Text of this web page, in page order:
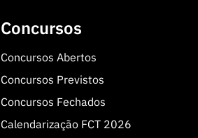
Concursos
Concursos Abertos
Concursos Previstos
Concursos Fechados
Calendarização FCT 2026